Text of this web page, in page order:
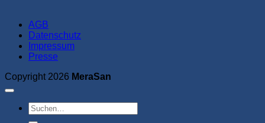
AGB
Datenschutz
Impressum
Presse
Copyright 2026 MeraSan
Suchen
nach: